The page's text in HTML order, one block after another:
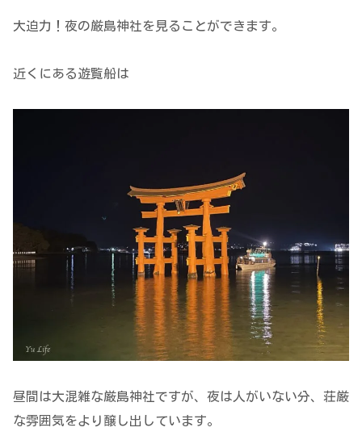
大迫力！夜の厳島神社を見ることができます。
近くにある遊覧船は
昼間は大混雑な厳島神社ですが、夜は人がいない分、荘厳
な雰囲気をより醸し出しています。